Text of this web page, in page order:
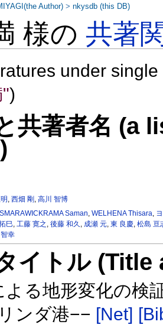
様の共著
under
)
共著者名 (a
,西畑 剛 ,高川 智博
SMARAWICKRAMA Saman,WELHENA Thisara,
巳, 工藤 寛之 , 後藤 和久 , 成瀬 元, 東 良慶, 松島 亘
幸
イトル
よる地形変化の検
ンダ港−− [Net]
Author) >nkysdb (this DB)